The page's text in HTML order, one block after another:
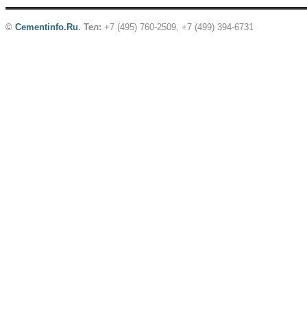
© Cementinfo.Ru. Тел: +7 (495) 760-2509, +7 (499) 394-6731